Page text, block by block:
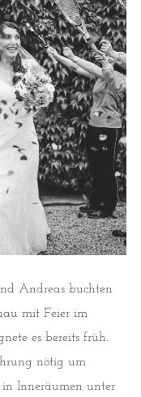
Andreas buchten
mit Feier im
es bereits früh.
nötig um
Inneräumen unter